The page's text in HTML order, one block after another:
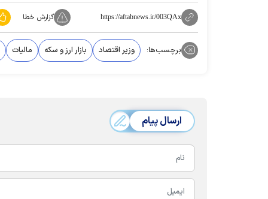
https://aftabnews.ir/003QAx گزارش خطا
برچسب‌ها: وزیر اقتصاد بازار ارز و سکه مالیات
ارسال پیام